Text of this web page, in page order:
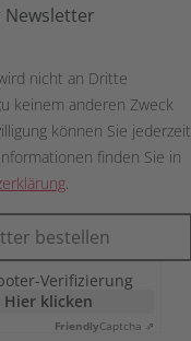
nicht an Dritte
keinem anderen Zweck
können Sie jederzeit
finden Sie in
.
bestellen
Verifizierung
Hier klicken
FriendlyCaptcha ⇗